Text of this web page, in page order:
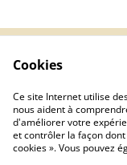
Cookies
Ce site Internet utilise
nous aident à
d'améliorer votre
et contrôler la façon
cookies ». Vous pouvez